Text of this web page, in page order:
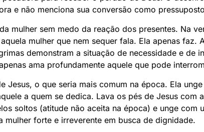
e não menciona sua conversão como
mulher sem medo da reação dos presentes. Na
mulher que nem sequer fala. Ela apenas faz.
demonstram a situação de necessidade e de
ama profundamente aquele que pode
Jesus, o que seria mais comum na época. Ela
a quem se dedica. Lava os pés de Jesus com
soltos (atitude não aceita na época) e unge com
mulher forte e irreverente em busca de dignidade.